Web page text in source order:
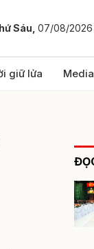
Sáu, 07/08/2026
giữ lửa Media